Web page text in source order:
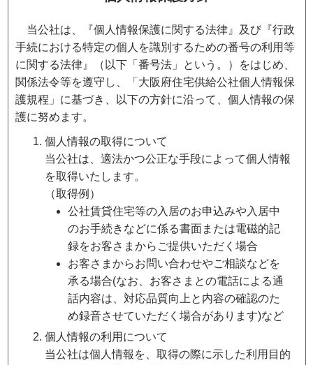
当公社は、『個人情報保護に関する法律』及び『行政
手続における特定の個人を識別するための番号の利用等
に関する法律』（以下「番号法」という。）をはじめ、
関係法令等を遵守し、「大阪府住宅供給公社個人情報保
護規程」に基づき、以下の方針に沿って、個人情報の保
護に努めます。
個人情報の取得について
当公社は、適法かつ公正な手段によって個人情報
を取得いたします。
（取得例）
公社賃貸住宅等の入居のお申込みや入居中
のお手続きなどに係る書面または電磁的記
録をお客さまからご提供いただく場合
お客さまからお問い合わせやご相談などを
承る場合(なお、お客さまとの電話による通
話内容は、対応品質向上と内容の確認のた
め録音させていただく場合があります)など
個人情報の利用について
当公社は個人情報を、取得の際に示した利用目的